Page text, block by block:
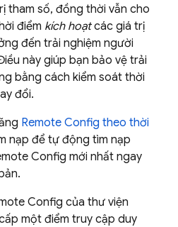
tham số, đồng thời vẫn cho
điểm kích hoạtcác giá trị
đến trải nghiệm người
này giúp bạn bảo vệ trải
bằng cách kiểm soát thời
đổi.
Remote Config theo thời
nạp để tự động tìm nạp
Config mới nhất ngay
Config của thư viện
một điểm truy cập duy